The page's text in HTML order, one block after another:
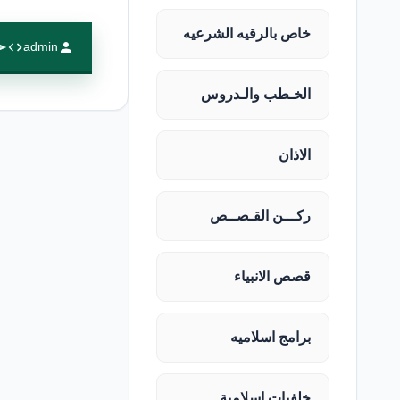
خاص بالرقيه الشرعيه
الخـطب والـدروس
الاذان
ركـــن القـصــص
قصص الانبياء
برامج اسلاميه
admin